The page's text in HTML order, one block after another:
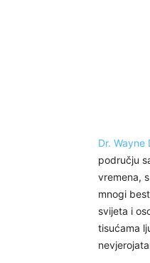
Dr. Wayne
području
vremena,
mnogi
svijeta i
tisućama